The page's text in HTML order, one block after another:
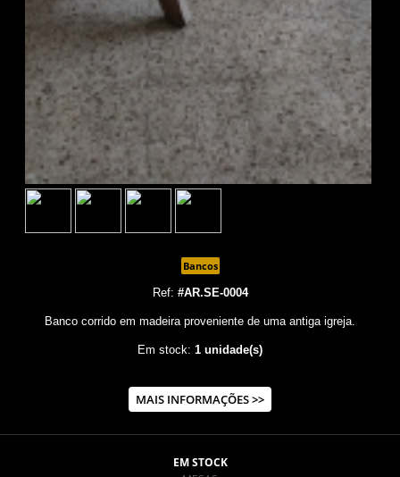
Bancos
Ref: #AR.SE-0004
Banco corrido em madeira proveniente de uma antiga igreja.
Em stock: 1 unidade(s)
MAIS INFORMAÇÕES >>
EM STOCK